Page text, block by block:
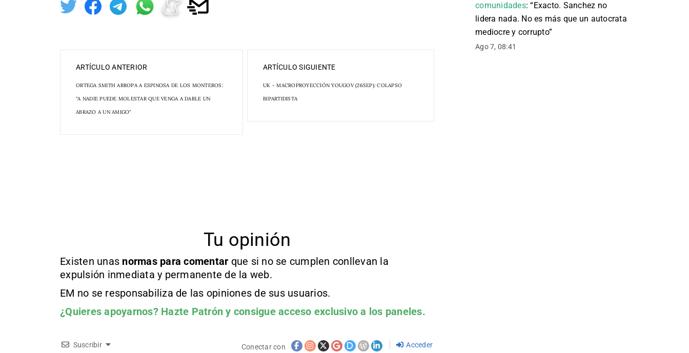
ARTÍCULO ANTERIOR
ORTEGA SMITH ARROPA A ESPINOSA DE LOS MONTEROS:
"A NADIE PUEDE MOLESTAR QUE VENGA A DARLE UN
ABRAZO A UN AMIGO"
ARTÍCULO SIGUIENTE
UK - MACROPROYECCIÓN YOUGOV (26SEP): COLAPSO
BIPARTIDISTA
Tu opinión
Existen unas normas para comentar que si no se cumplen conllevan la
expulsión inmediata y permanente de la web.
EM no se responsabiliza de las opiniones de sus usuarios.
¿Quieres apoyarnos? Hazte Patrón y consigue acceso exclusivo a los paneles.
Suscribir Conectar con Acceder
comunidades: “Exacto. Sanchez no
lidera nada. No es más que un autocrata
mediocre y corrupto”
Ago 7, 08:41